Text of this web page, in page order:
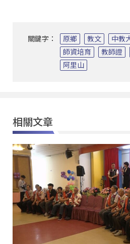
關鍵字： 原鄉 教文 中教
師資培育
教師證
阿里山
相關文章